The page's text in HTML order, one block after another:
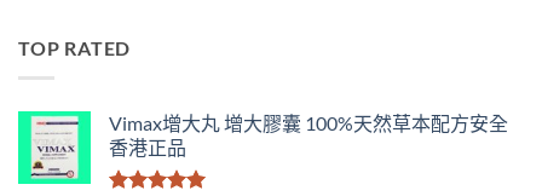
TOP RATED
Vimax增大丸 增大膠囊 100%天然草本配方安全
香港正品